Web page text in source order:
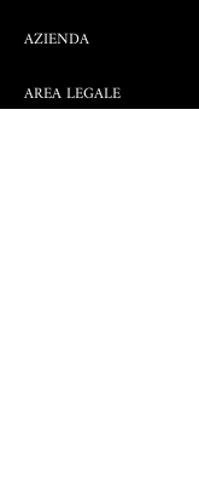
AZIENDA
AREA LEGALE